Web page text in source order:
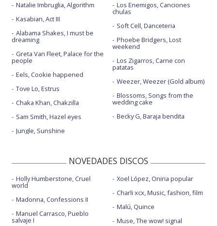
Natalie Imbruglia, Algorithm
Kasabian, Act III
Alabama Shakes, I must be
dreaming
Greta Van Fleet, Palace for the
people
Eels, Cookie happened
Tove Lo, Estrus
Chaka Khan, Chakzilla
Sam Smith, Hazel eyes
Jungle, Sunshine
Los Enemigos, Canciones
chulas
Soft Cell, Danceteria
Phoebe Bridgers, Lost
weekend
Los Zigarros, Carne con
patatas
Weezer, Weezer (Gold album)
Blossoms, Songs from the
wedding cake
Becky G, Baraja bendita
NOVEDADES DISCOS
Holly Humberstone, Cruel
world
Madonna, Confessions II
Manuel Carrasco, Pueblo
salvaje I
Xoel López, Oniria popular
Charli xcx, Music, fashion, film
Malú, Quince
Muse, The wow! signal